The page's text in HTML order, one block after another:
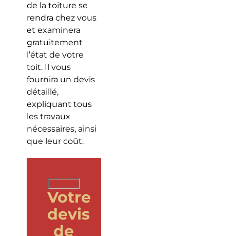
de la toiture se
rendra chez vous
et examinera
gratuitement
l’état de votre
toit. Il vous
fournira un devis
détaillé,
expliquant tous
les travaux
nécessaires, ainsi
que leur coût.
Votre
devis
de